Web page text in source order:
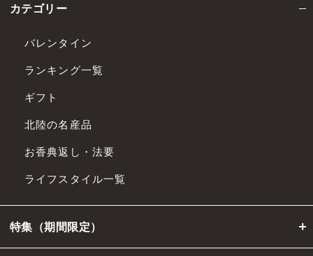
カテゴリー
バレンタイン
ランキング一覧
ギフト
北陸の名産品
お香典返し・法要
ライフスタイル一覧
特集（期間限定）